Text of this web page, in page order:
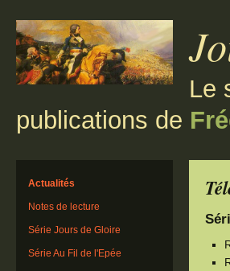
Le
publications de
Actualités
Notes de lecture
Série Jours de Gloire
Série Au Fil de l'Epée